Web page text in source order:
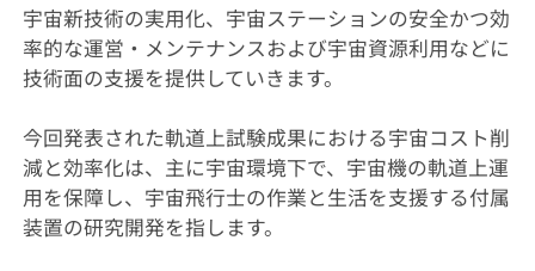
宇宙新技術の実用化、宇宙ステーションの安全かつ効
率的な運営・メンテナンスおよび宇宙資源利用などに
技術面の支援を提供していきます。
今回発表された軌道上試験成果における宇宙コスト削
減と効率化は、主に宇宙環境下で、宇宙機の軌道上運
用を保障し、宇宙飛行士の作業と生活を支援する付属
装置の研究開発を指します。